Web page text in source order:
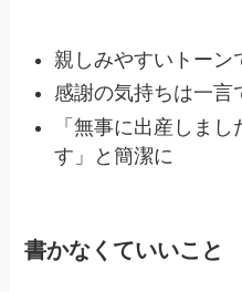
親しみやすいトーン
感謝の気持ちは一言
「無事に出産しま
す」と簡潔に
書かなくていいこと